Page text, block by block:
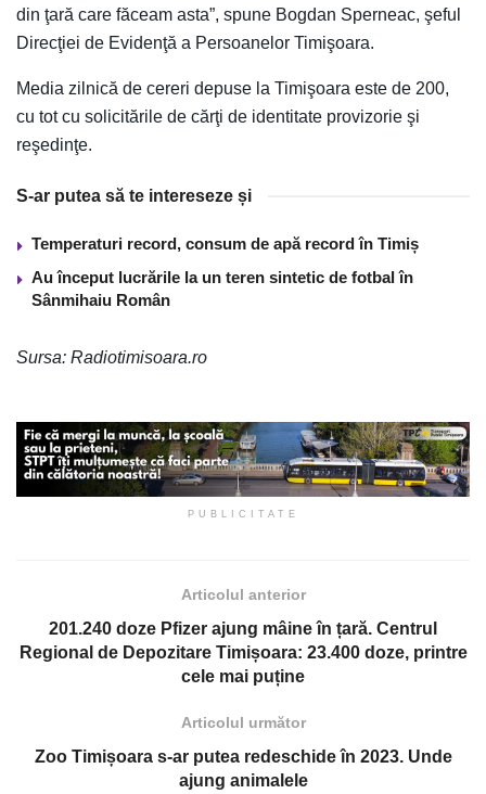
din ţară care făceam asta”, spune Bogdan Sperneac, şeful
Direcţiei de Evidenţă a Persoanelor Timişoara.
Media zilnică de cereri depuse la Timişoara este de 200,
cu tot cu solicitările de cărţi de identitate provizorie şi
reşedinţe.
S-ar putea să te intereseze și
Temperaturi record, consum de apă record în Timiș
Au început lucrările la un teren sintetic de fotbal în
Sânmihaiu Român
Sursa: Radiotimisoara.ro
PUBLICITATE
Articolul anterior
201.240 doze Pfizer ajung mâine în țară. Centrul
Regional de Depozitare Timișoara: 23.400 doze, printre
cele mai puține
Articolul următor
Zoo Timișoara s-ar putea redeschide în 2023. Unde
ajung animalele